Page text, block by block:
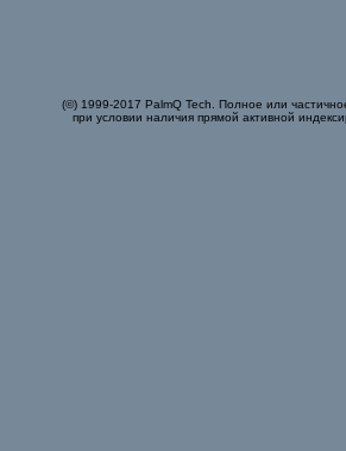
(©) 1999-2017 PalmQ Tech. Полное или
при условии наличия прямой активной